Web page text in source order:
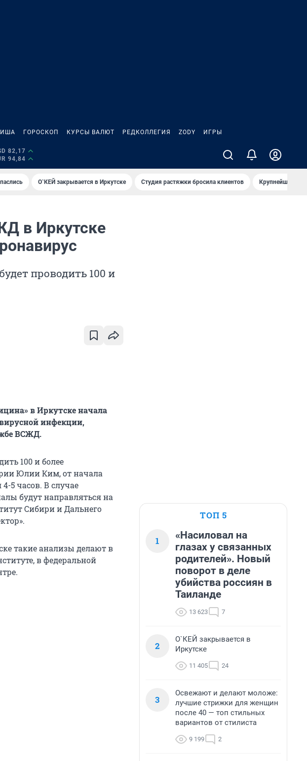
ГОРОСКОП КУРСЫ ВАЛЮТ РЕДКОЛЛЕГИЯ ZODY ИГРЫ
82,17
94,84
О`КЕЙ закрывается в Иркутске Студия растяжки бросила клиентов Крупнейшие
в Иркутске
проводить 100 и
в Иркутске начала
инфекции,
ВСЖД.
100 и более
Юлии Ким, от начала
5 часов. В случае
будут направляться на
Сибири и Дальнего
такие анализы делают в
в федеральной
ТОП 5
1
«Насиловал на
глазах у связанных
родителей». Новый
поворот в деле
убийства россиян в
Таиланде
13 623 7
2
О`КЕЙ закрывается в
Иркутске
11 405 24
3
Освежают и делают моложе:
лучшие стрижки для женщин
после 40 — топ стильных
вариантов от стилиста
9 199 2